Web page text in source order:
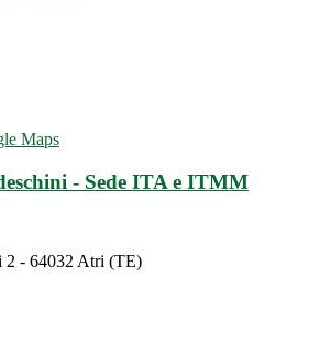
Maps
- Sede ITA e ITMM
2 - 64032 Atri (TE)